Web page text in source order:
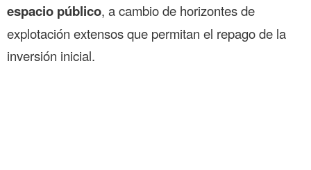
espacio público, a cambio de horizontes de
explotación extensos que permitan el repago de la
inversión inicial.